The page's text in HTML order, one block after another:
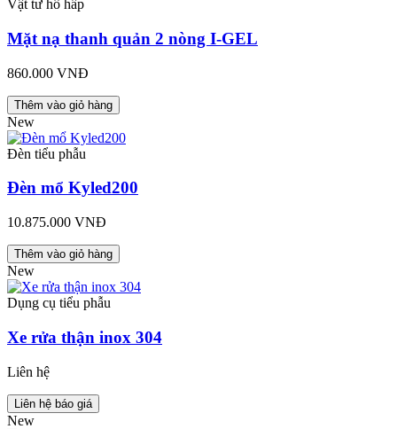
Vật tư hô hấp
Mặt nạ thanh quản 2 nòng I-GEL
860.000 VNĐ
Thêm vào giỏ hàng
New
Đèn tiểu phẫu
Đèn mổ Kyled200
10.875.000 VNĐ
Thêm vào giỏ hàng
New
Dụng cụ tiểu phẫu
Xe rửa thận inox 304
Liên hệ
Liên hệ báo giá
New